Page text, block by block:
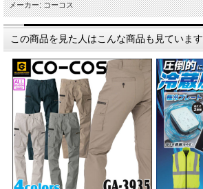
メーカー: コーコス
この商品を見た人はこんな商品も見ています